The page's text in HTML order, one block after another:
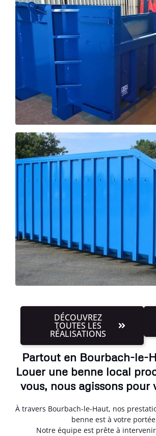
DÉCOUVREZ
TOUTES LES
RÉALISATIONS
Partout en Bourbach-le-
Louer une benne local
vous, nous agissons pour
À travers Bourbach-le-Haut, nos
benne est à votre
Notre équipe est prête à